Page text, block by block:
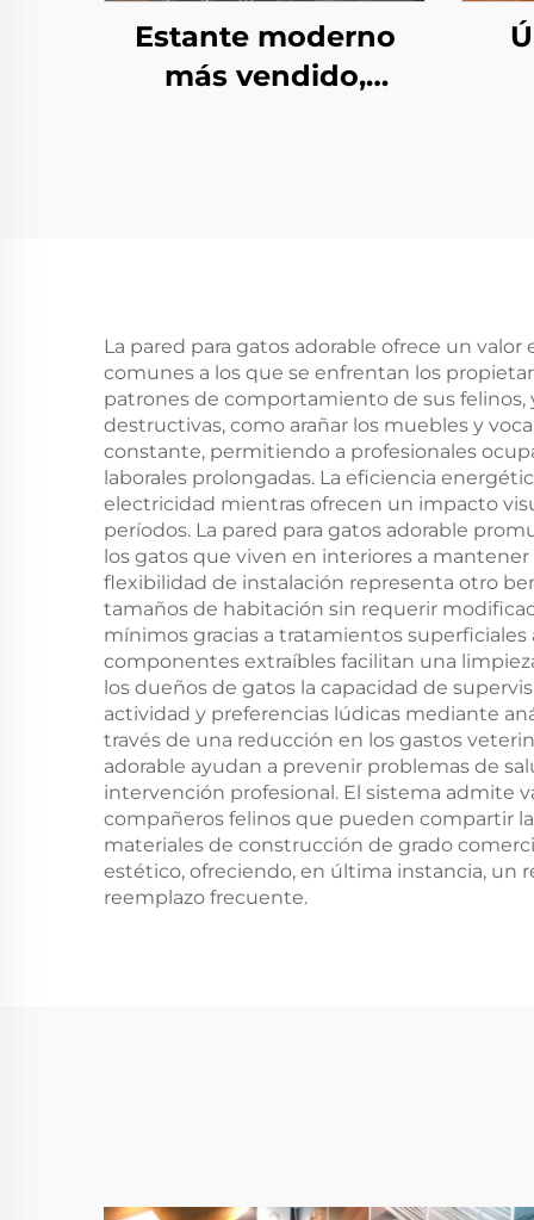
Estante moderno
más vendido,
La pared para gatos adorable ofrece un
comunes a los que se enfrentan los
patrones de comportamiento de sus
destructivas, como arañar los muebles y
constante, permitiendo a profesionales
laborales prolongadas. La eficiencia
electricidad mientras ofrecen un impacto
períodos. La pared para gatos adorable
los gatos que viven en interiores a
flexibilidad de instalación representa otro
tamaños de habitación sin requerir
mínimos gracias a tratamientos
componentes extraíbles facilitan una
los dueños de gatos la capacidad de
actividad y preferencias lúdicas mediante
través de una reducción en los gastos
adorable ayudan a prevenir problemas de
intervención profesional. El sistema admite
compañeros felinos que pueden compartir
materiales de construcción de grado
estético, ofreciendo, en última instancia, un
reemplazo frecuente.